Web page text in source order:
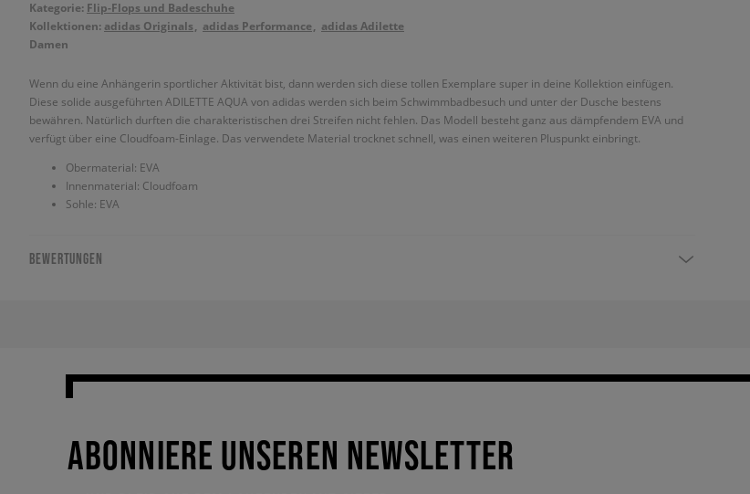
Kategorie: Flip-Flops und Badeschuhe
Kollektionen: adidas Originals adidas Performance
adidas Adilette
Damen
Wenn du eine Anhängerin sportlicher Aktivität bist, dann werden sich diese tollen Exemplare super in deine Kollektion einfügen.
Diese solide ausgeführten ADILETTE AQUA von adidas werden sich beim Schwimmbadbesuch und unter der Dusche bestens
bewähren. Natürlich durften die charakteristischen drei Streifen nicht fehlen. Das Modell besteht ganz aus dämpfendem EVA und
verfügt über eine Cloudfoam-Einlage. Das verwendete Material trocknet schnell, was einen weiteren Pluspunkt einbringt.
Obermaterial: EVA
Innenmaterial: Cloudfoam
Sohle: EVA
BEWERTUNGEN
ABONNIERE UNSEREN NEWSLETTER